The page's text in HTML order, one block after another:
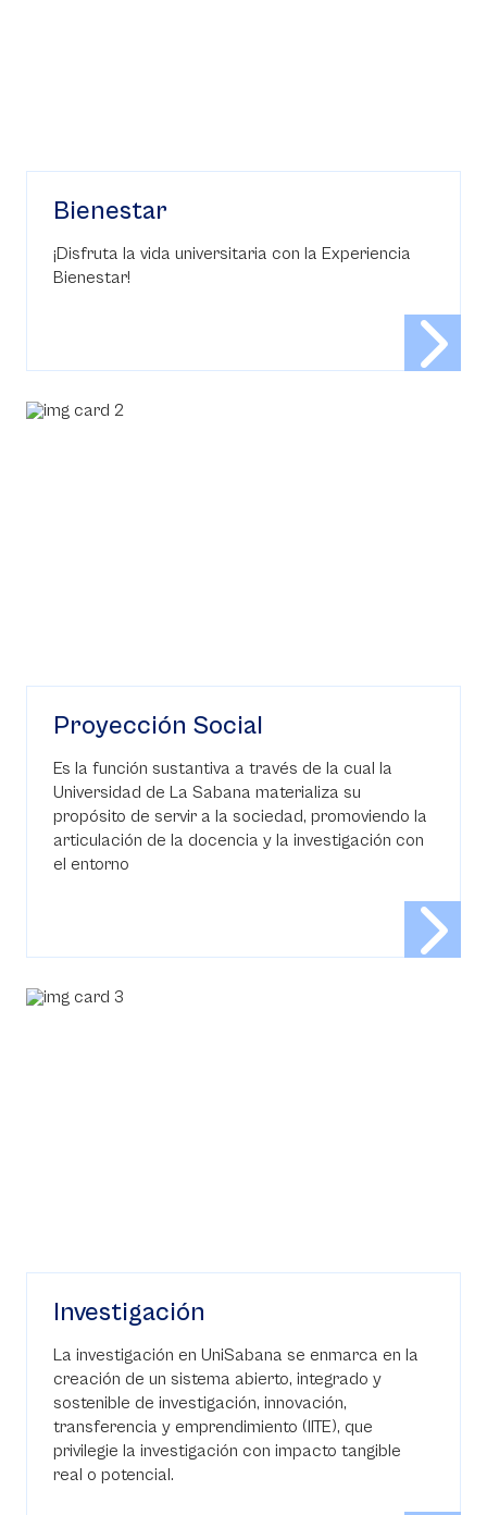
Bienestar
¡Disfruta la vida universitaria con la Experiencia
Bienestar!
Proyección Social
Es la función sustantiva a través de la cual la
Universidad de La Sabana materializa su
propósito de servir a la sociedad, promoviendo la
articulación de la docencia y la investigación con
el entorno
Investigación
La investigación en UniSabana se enmarca en la
creación de un sistema abierto, integrado y
sostenible de investigación, innovación,
transferencia y emprendimiento (IITE), que
privilegie la investigación con impacto tangible
real o potencial.